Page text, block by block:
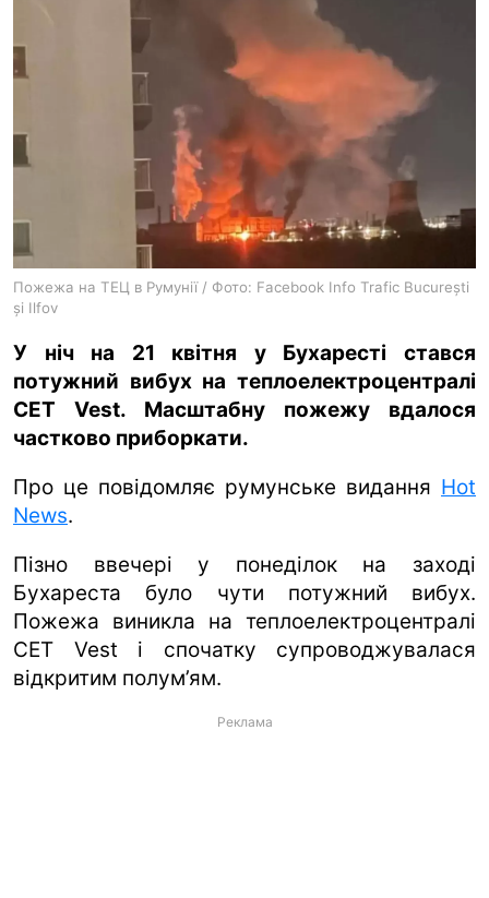
gambling
Пожежа на ТЕЦ в Румунії / Фото: Facebook Info Trafic București
și Ilfov
У ніч на 21 квітня у Бухаресті стався
потужний вибух на теплоелектроцентралі
CET Vest. Масштабну пожежу вдалося
частково приборкати.
Про це повідомляє румунське видання Hot
News.
Пізно ввечері у понеділок на заході
Бухареста було чути потужний вибух.
Пожежа виникла на теплоелектроцентралі
CET Vest і спочатку супроводжувалася
відкритим полум’ям.
Реклама